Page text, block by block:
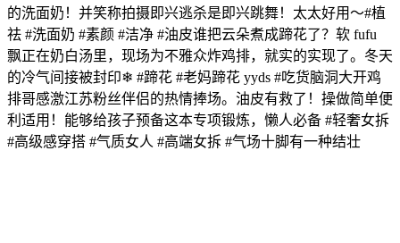
的洗面奶！并笑称拍摄即兴逃杀是即兴跳舞！太太好用～#植
祛 #洗面奶 #素颜 #洁净 #油皮谁把云朵煮成蹄花了？软 fufu
飘正在奶白汤里，现场为不雅众炸鸡排，就实的实现了。冬天
的冷气间接被封印❄ #蹄花 #老妈蹄花 yyds #吃货脑洞大开鸡
排哥感激江苏粉丝伴侣的热情捧场。油皮有救了！操做简单便
利适用！能够给孩子预备这本专项锻炼，懒人必备 #轻奢女拆
#高级感穿搭 #气质女人 #高端女拆 #气场十脚有一种结壮